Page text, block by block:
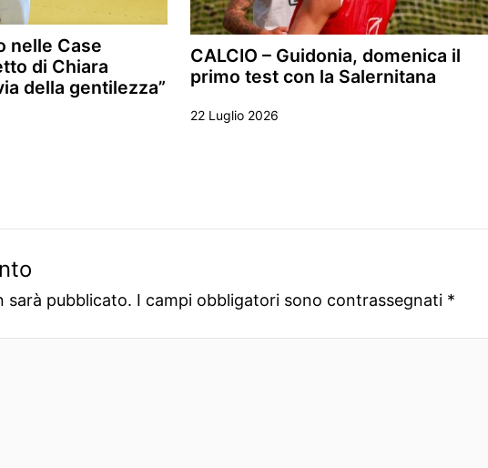
nelle Case
di Chiara
della gentilezza”
CALCIO – Guidonia, domenica il
primo test con la Salernitana
22 Luglio 2026
sarà pubblicato. I campi obbligatori sono contrassegnati *